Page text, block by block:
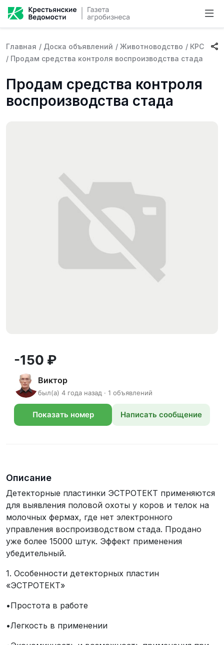
Главная / Доска объявлений / Животноводство / КРС
/ Продам средства контроля воспроизводства стада
Продам средства контроля
воспроизводства стада
-150 ₽
Виктор
был(а) 4 года назад · 1 объявлений
Показать номер Написать сообщение
Описание
Детекторные пластинки ЭСТРОТЕКТ применяются
для выявления половой охоты у коров и телок на
молочных фермах, где нет электронного
управления воспроизводством стада. Продано
уже более 15000 штук. Эффект применения
убедительный.
1. Особенности детекторных пластин
«ЭСТРОТЕКТ»
•Простота в работе
•Легкость в применении